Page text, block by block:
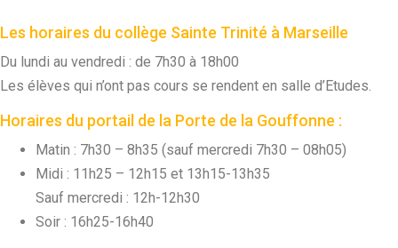
Collège : Horaires
Les horaires du collège Sainte Trinité à Marseille
Du lundi au vendredi : de 7h30 à 18h00
Les élèves qui n’ont pas cours se rendent en salle d’Etudes.
Horaires du portail de la Porte de la Gouffonne :
Matin : 7h30 – 8h35 (sauf mercredi 7h30 – 08h05)
Midi : 11h25 – 12h15 et 13h15-13h35
Sauf mercredi : 12h-12h30
Soir : 16h25-16h40